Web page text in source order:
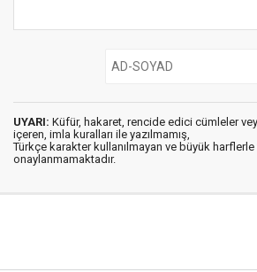
UYARI: Küfür, hakaret, rencide edici cümleler
içeren, imla kuralları ile yazılmamış,
Türkçe karakter kullanılmayan ve büyük harflerle
onaylanmamaktadır.